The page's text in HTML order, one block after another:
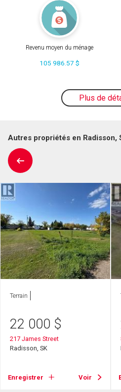
Revenu moyen du ménage
105 986.57 $
Plus de
Autres propriétés en Radisson,
Terrain
22 000 $
217 James Street
Radisson, SK
Enregistrer Voir